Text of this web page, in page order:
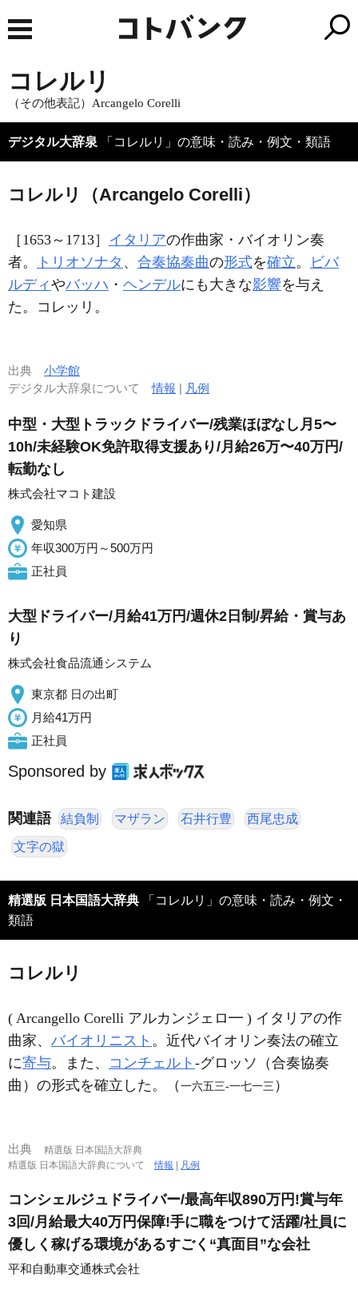
コレルリ
（その他表記）Arcangelo Corelli
デジタル大辞泉 「コレルリ」の意味・読み・例文・類語
コレルリ（Arcangelo Corelli）
［1653～1713］ イタリアの作曲家・バイオリン奏
者。
トリオソナタ 、 合奏協奏曲の形式を確立。
ビバ
ルディやバッハ ・ ヘンデルにも大きな影響を与え
た。コレッリ。
出典 小学館
デジタル大辞泉について情報 | 凡例
中型・大型トラックドライバー/残業ほぼなし月5〜
10h/未経験OK免許取得支援あり/月給26万〜40万円/
転勤なし
株式会社マコト建設
愛知県
年収300万円～500万円
正社員
大型ドライバー/月給41万円/週休2日制/昇給・賞与あ
り
株式会社食品流通システム
東京都 日の出町
月給41万円
正社員
Sponsored by
関連語 結負制 マザラン 石井行豊 西尾忠成
文字の獄
精選版 日本国語大辞典 「コレルリ」の意味・読み・例文・
類語
コレルリ
( Arcangello Corelli アルカンジェロ━ ) イタリアの作
曲家、 バイオリニスト 。近代バイオリン奏法の確立
に寄与。また、 コンチェルト ‐グロッソ（合奏協奏
曲）の形式を確立した。（一六五三‐一七一三 ）
出典
精選版 日本国語大辞典
精選版 日本国語大辞典について情報 | 凡例
コンシェルジュドライバー/最高年収890万円!賞与年
3回/月給最大40万円保障!手に職をつけて活躍/社員に
優しく稼げる環境があるすごく“真面目”な会社
平和自動車交通株式会社